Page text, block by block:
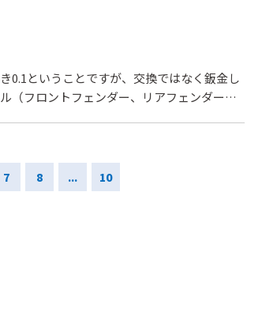
0.1ということですが、交換ではなく鈑金し
フロントフェンダー、リアフェンダーな
7 8 ... 10